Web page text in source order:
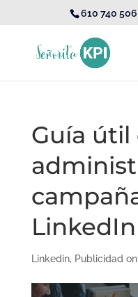
610 740 506
Guía útil
LinkedIn
Linkedin, Publicidad